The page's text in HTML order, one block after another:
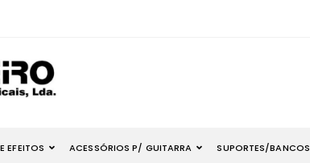
EFEITOS ACESSÓRIOS P/ GUITARRA SUPORTES/BANCOS